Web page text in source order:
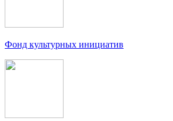
Фонд культурных инициатив